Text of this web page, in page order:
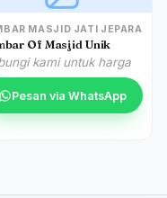
MASJID JATI JEPARA
Of Masjid Unik
kami untuk harga
Pesan via WhatsApp